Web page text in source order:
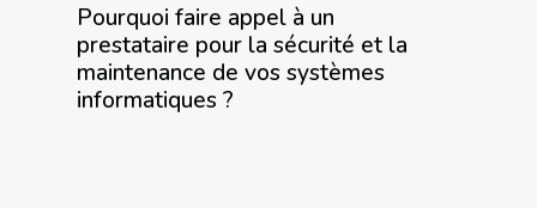
Pourquoi faire appel à un
prestataire pour la sécurité et la
maintenance de vos systèmes
informatiques ?